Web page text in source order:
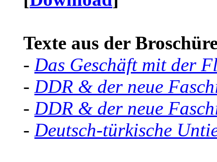
Texte aus der
- Das Geschäft mit der
- DDR & der neue
- DDR & der neue
- Deutsch-türkische